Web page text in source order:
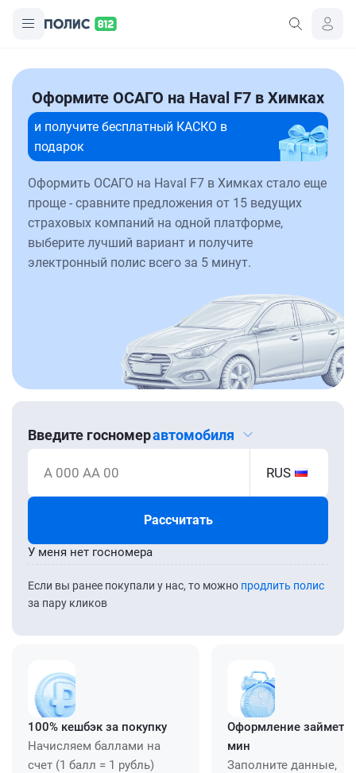
Оформите ОСАГО на Haval F7 в Химках
и получите бесплатный КАСКО в
подарок
Оформить ОСАГО на Haval F7 в Химках стало еще
проще - сравните предложения от 15 ведущих
страховых компаний на одной платформе,
выберите лучший вариант и получите
электронный полис всего за 5 минут.
Введите госномеравтомобиля
А 000 АА 00 RUS
Рассчитать
Если вы ранее покупали у нас, то можно продлить полис
за пару кликов
У меня нет госномера
100% кешбэк за покупку
Начисляем баллами на
счет (1 балл = 1 рубль)
Оформление займет
мин
Заполните данные,